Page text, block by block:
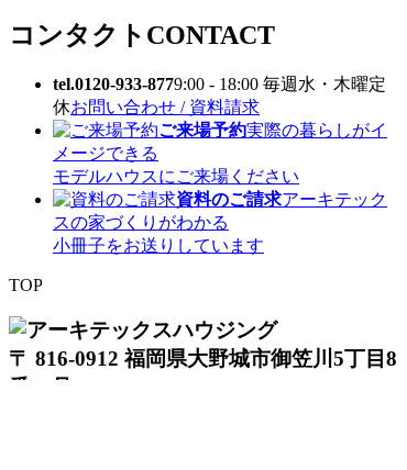
コンタクト CONTACT
tel.0120-933-8779:00 - 18:00 毎週水・木曜定
休お問い合わせ / 資料請求
ご来場予約実際の暮らしがイ
メージできる
モデルハウスにご来場ください
資料のご請求アーキテック
スの家づくりがわかる
小冊子をお送りしています
TOP
〒 816-0912 福岡県大野城市御笠川5丁目8
番18号